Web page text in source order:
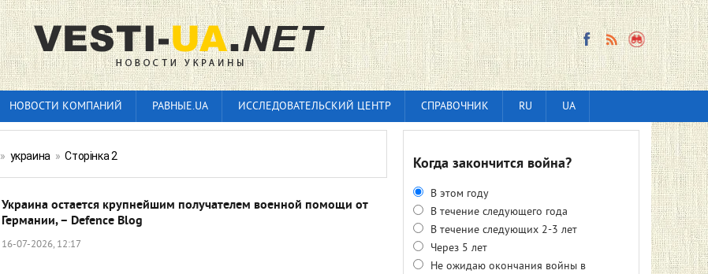
НОВОСТИ КОМПАНИЙ РАВНЫЕ.UA ИССЛЕДОВАТЕЛЬСКИЙ ЦЕНТР СПРАВОЧНИК RU UA
» украина » Сторінка 2
Украина остается крупнейшим получателем военной помощи от
Германии, – Defence Blog
16-07-2026, 12:17
Когда закончится война?
В этом году
В течение следующего года
В течение следующих 2-3 лет
Через 5 лет
Не ожидаю окончания войны в